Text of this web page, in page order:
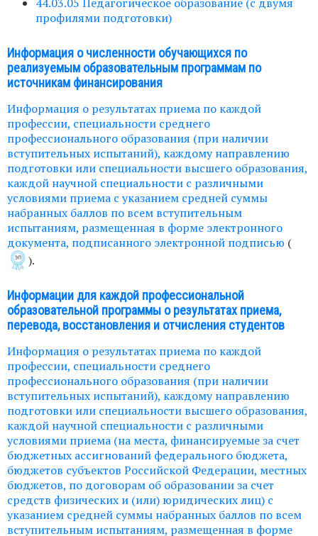
профилями подготовки)
Информация о численности обучающихся по
реализуемым образовательным программам по
источникам финансирования
Информация о результатах приема по каждой
профессии, специальности среднего
профессионального образования (при наличии
вступительных испытаний), каждому направлению
подготовки или специальности высшего образования,
каждой научной специальности с различными
условиями приема с указанием средней суммы
набранных баллов по всем вступительным
испытаниям, размещенная в форме электронного
документа, подписанного электронной подписью (
).
Информации для каждой профессиональной
образовательной программы о результатах приема,
перевода, восстановления и отчисления студентов
Информация о результатах приема по каждой
профессии, специальности среднего
профессионального образования (при наличии
вступительных испытаний), каждому направлению
подготовки или специальности высшего образования,
каждой научной специальности с различными
условиями приема (на места, финансируемые за счет
бюджетных ассигнований федерального бюджета,
бюджетов субъектов Российской Федерации, местных
бюджетов, по договорам об образовании за счет
средств физических и (или) юридических лиц) с
указанием средней суммы набранных баллов по всем
вступительным испытаниям, размещенная в форме